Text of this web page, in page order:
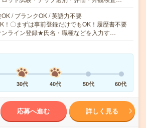
/ ブランクOK / 英語力不要
！〇まずは事前登録だけでもOK！履歴書不要
ンライン登録★氏名・職種などを入力す…
30代 40代 50代 60代
応募へ進む 詳しく見る